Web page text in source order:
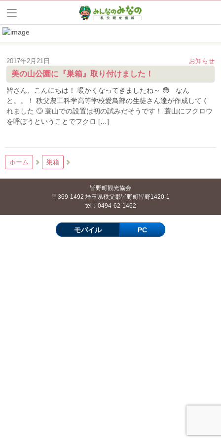
お知らせ
2017年2月21日
美の山公園に『巣箱』取り付けました！
皆さん、こんにちは！ 暖かくなってきましたね～ 😳 なん
と。。！ 秩父農工科学高等学校愛鳥部の生徒さん達が作成してく
れました 🙄 蓑山での設置は初の試みだそうです！ 蓑山にフクロウ
を呼ぼうということでフクロ […]
ホーム 巣箱
皆野町観光協会
〒369-1492 埼玉県秩父郡皆野町皆野1420-1
tel：0494-62-1462
モバイル PC